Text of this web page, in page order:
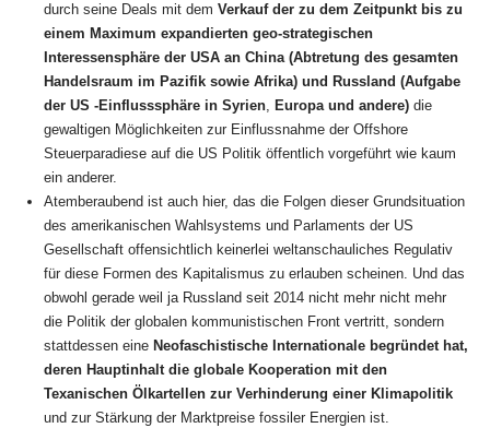
durch seine Deals mit dem Verkauf der zu dem Zeitpunkt bis zu
einem Maximum expandierten geo-strategischen
Interessensphäre der USA an China (Abtretung des gesamten
Handelsraum im Pazifik sowie Afrika) und Russland (Aufgabe
der US -Einflusssphäre in Syrien, Europa und andere) die
gewaltigen Möglichkeiten zur Einflussnahme der Offshore
Steuerparadiese auf die US Politik öffentlich vorgeführt wie kaum
ein anderer.
Atemberaubend ist auch hier, das die Folgen dieser Grundsituation
des amerikanischen Wahlsystems und Parlaments der US
Gesellschaft offensichtlich keinerlei weltanschauliches Regulativ
für diese Formen des Kapitalismus zu erlauben scheinen. Und das
obwohl gerade weil ja Russland seit 2014 nicht mehr nicht mehr
die Politik der globalen kommunistischen Front vertritt, sondern
stattdessen eine Neofaschistische Internationale begründet hat,
deren Hauptinhalt die globale Kooperation mit den
Texanischen Ölkartellen zur Verhinderung einer Klimapolitik
und zur Stärkung der Marktpreise fossiler Energien ist.